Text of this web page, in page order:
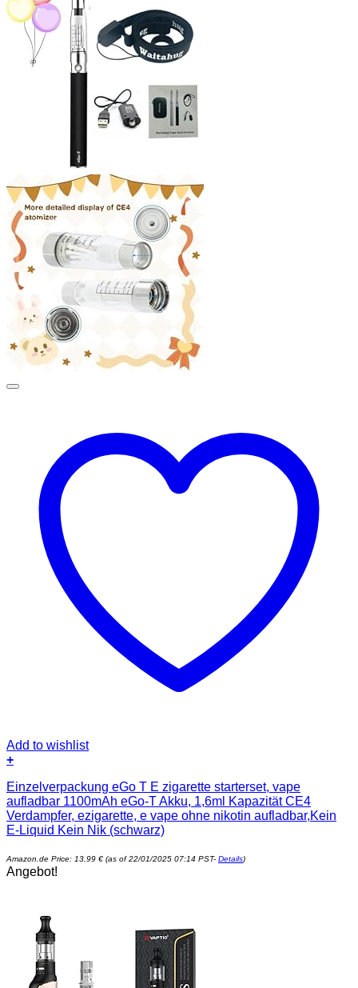
Add to wishlist
+
Einzelverpackung eGo T E zigarette starterset, vape
aufladbar 1100mAh eGo-T Akku, 1,6ml Kapazität CE4
Verdampfer, ezigarette, e vape ohne nikotin aufladbar,Kein
E-Liquid Kein Nik (schwarz)
Amazon.de Price: 13,99 € (as of 22/01/2025 07:14 PST- Details)
Angebot!